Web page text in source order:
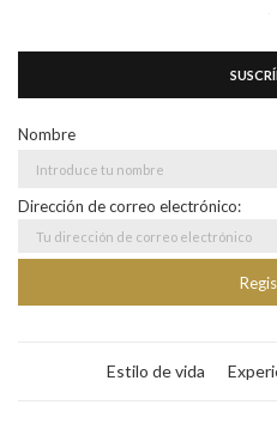
Nombre
Dirección de correo electrónico:
Estilo de vida